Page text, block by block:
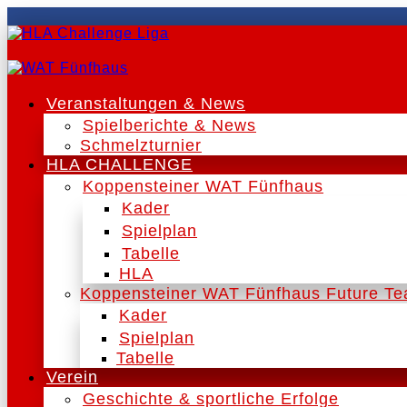
Veranstaltungen & News
Spielberichte & News
Schmelzturnier
HLA CHALLENGE
Koppensteiner WAT Fünfhaus
Kader
Spielplan
Tabelle
HLA
Koppensteiner WAT Fünfhaus Future
Kader
Spielplan
Tabelle
Verein
Geschichte & sportliche Erfolge